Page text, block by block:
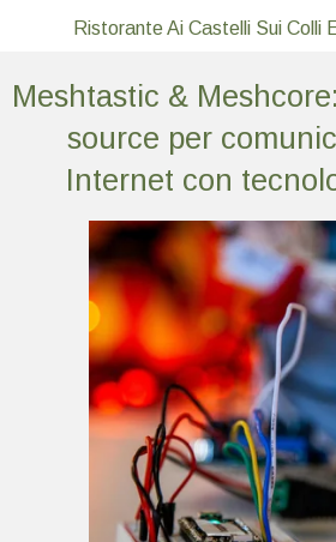
contenuto
principale
Ristorante Ai Castelli Sui Colli
Meshtastic &
source per
Internet con